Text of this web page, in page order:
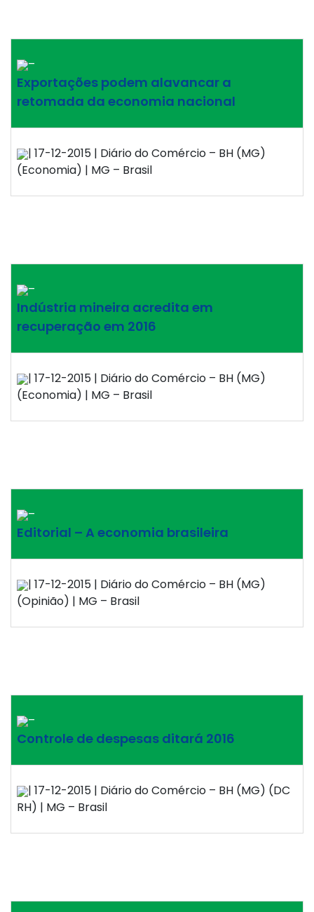
–
Exportações podem alavancar a
retomada da economia nacional
| 17-12-2015 | Diário do Comércio – BH (MG)
(Economia) | MG – Brasil
–
Indústria mineira acredita em
recuperação em 2016
| 17-12-2015 | Diário do Comércio – BH (MG)
(Economia) | MG – Brasil
–
Editorial – A economia brasileira
| 17-12-2015 | Diário do Comércio – BH (MG)
(Opinião) | MG – Brasil
–
Controle de despesas ditará 2016
| 17-12-2015 | Diário do Comércio – BH (MG) (DC
RH) | MG – Brasil